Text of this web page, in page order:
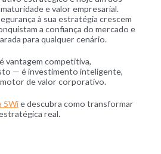
e valor empresarial.
à sua estratégia crescem
a confiança do mercado e
para qualquer cenário.
vantagem competitiva,
— é investimento inteligente,
de valor corporativo.
5Wie descubra como transformar
real.